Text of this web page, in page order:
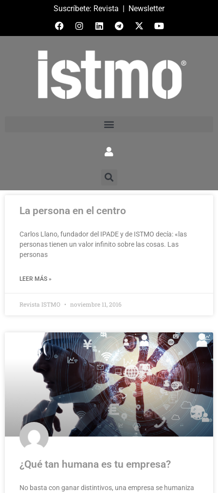
Suscríbete: Revista | Newsletter
La persona en el centro
Carlos Llano, fundador del IPADE y de ISTMO decía: «las
personas tienen un valor infinito sobre las cosas. Las
personas
LEER MÁS »
Revista ISTMO noviembre 11, 2016
¿Qué tan humana es tu empresa?
No basta con ganar distintivos, una empresa se humaniza